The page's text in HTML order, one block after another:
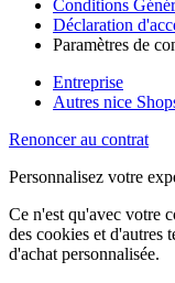
Conditions
Déclaration
Paramètres de
Entreprise
Autres nice
Renoncer au contrat
Personnalisez votre
Ce n'est qu'avec votre
des cookies et d'autres
d'achat personnalisée.